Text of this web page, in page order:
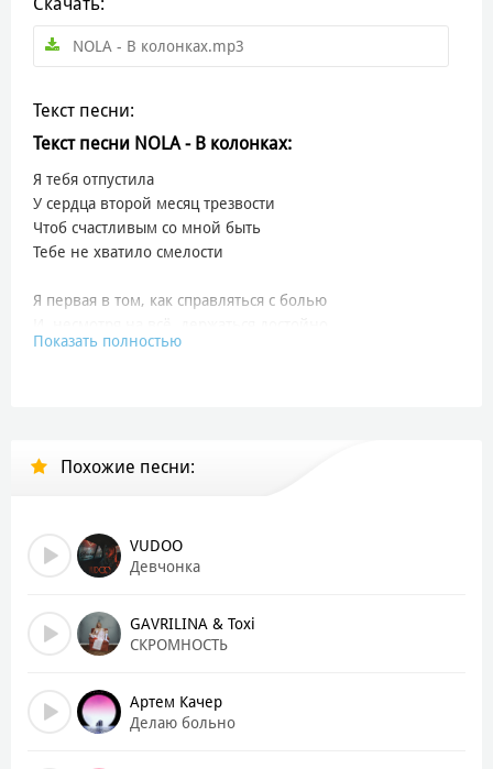
NOLA - В колонках.mp3
Текст песни:
Текст песни NOLA - В колонках:
Я тебя отпустила
У сердца второй месяц трезвости
Чтоб счастливым со мной быть
Тебе не хватило смелости
Я первая в том, как справляться с болью
Хочешь правды? Лови
И делаю вид, что его не люблю
Сотру в порошок
Все чувства, и мне по*уй, что он не пришёл
Я танцую и пью
Даже не стучись в сердце мне - не открою
Мы разные
Показать полностью
Похожие песни:
VUDOO
Девчонка
GAVRILINA & Toxi
СКРОМНОСТЬ
Артем Качер
Делаю больно